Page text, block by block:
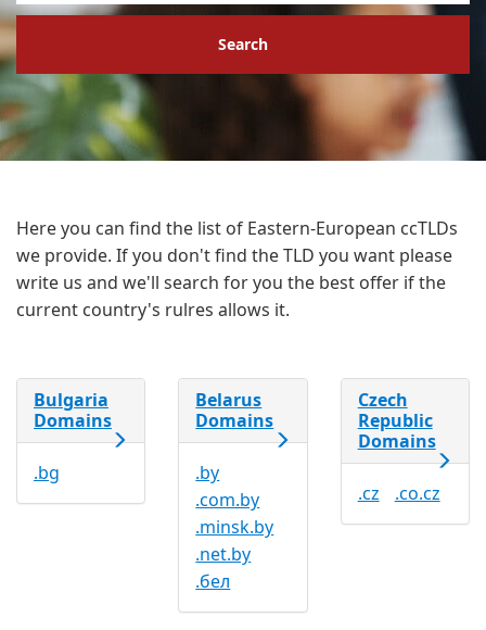
Search
Here you can find the list of Eastern-European ccTLDs
we provide. If you don't find the TLD you want please
write us and we'll search for you the best offer if the
current country's rulres allows it.
Bulgaria
Domains
.bg
Belarus
Domains
.by
.com.by
.minsk.by
.net.by
.бел
Czech
Republic
Domains
.cz .co.cz